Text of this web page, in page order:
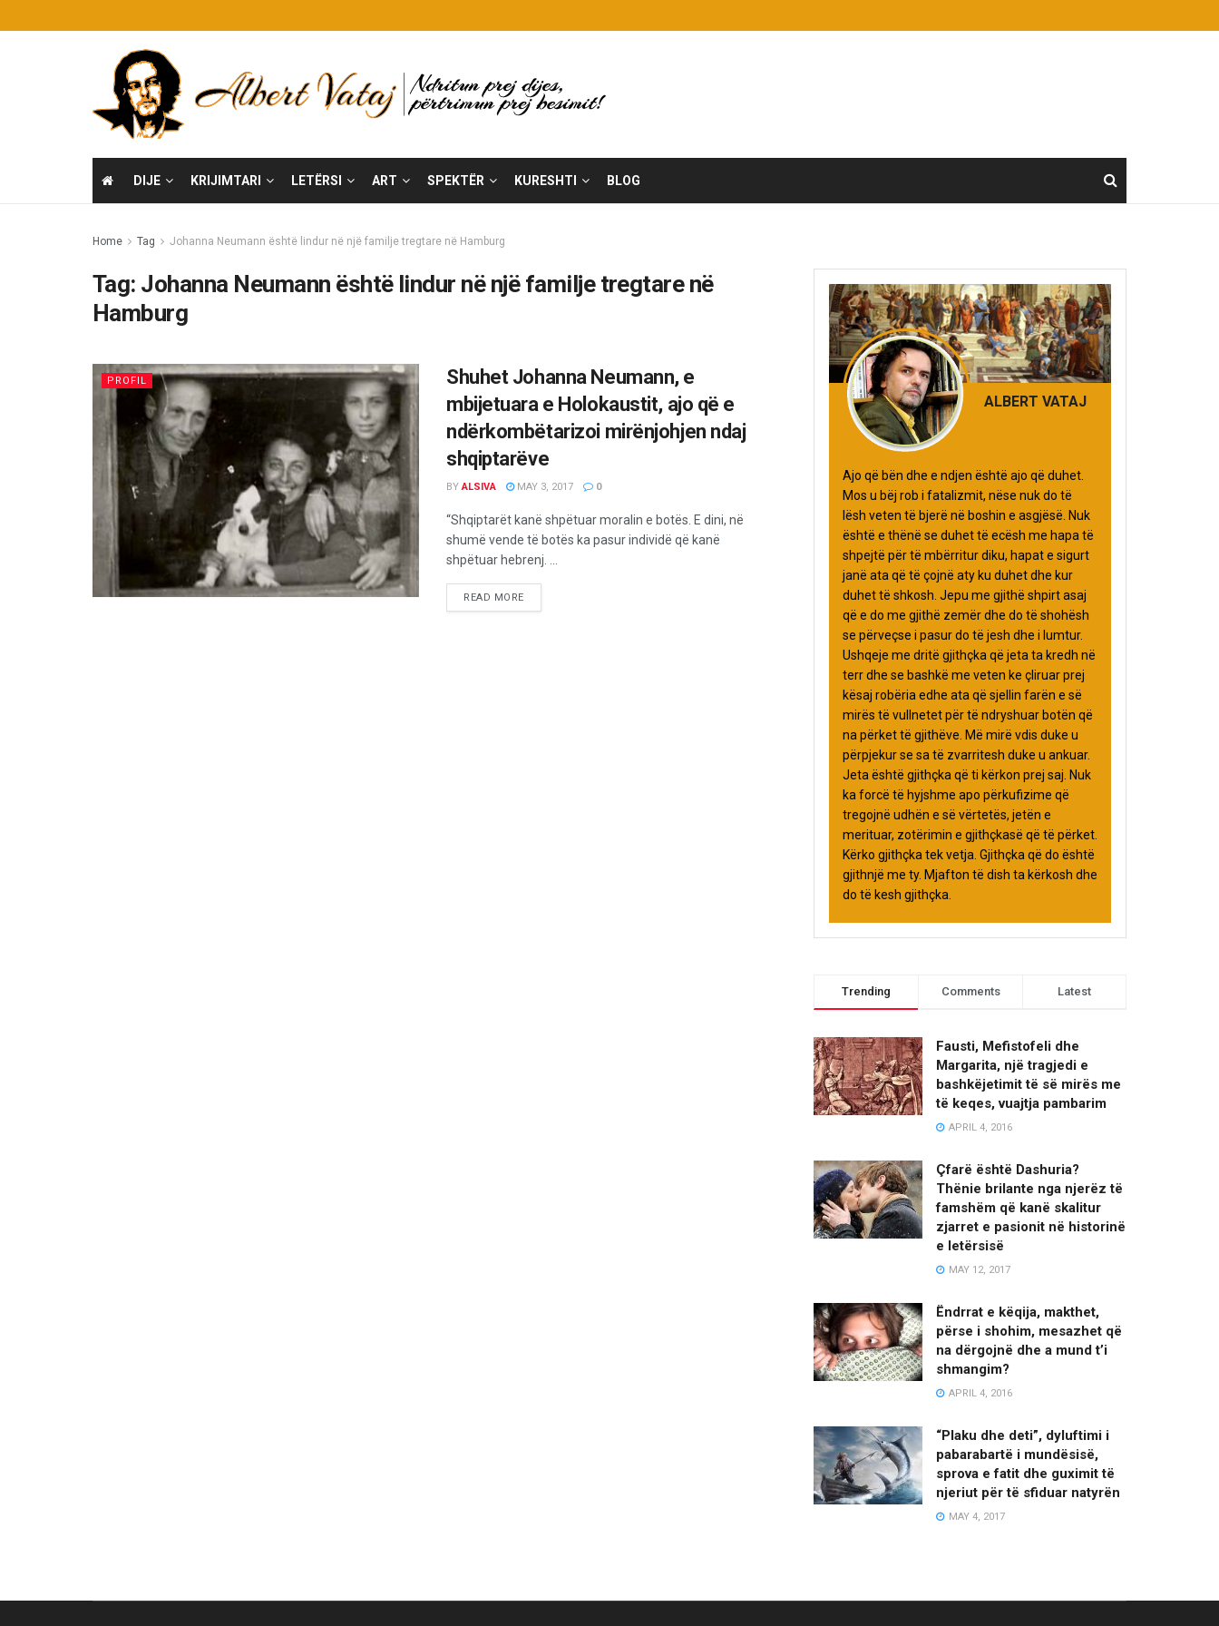
DIJE KRIJIMTARI LETËRSI ART SPEKTËR KURESHTI BLOG
Home Tag Johanna Neumann është lindur në një familje tregtare në Hamburg
Tag: Johanna Neumann është lindur në një familje tregtare në
Hamburg
PROFIL
Shuhet Johanna Neumann, e
mbijetuara e Holokaustit, ajo që e
ndërkombëtarizoi mirënjohjen ndaj
shqiptarëve
BY ALSIVA MAY 3, 2017 0
“Shqiptarët kanë shpëtuar moralin e botës. E dini, në
shumë vende të botës ka pasur individë që kanë
shpëtuar hebrenj. ...
READ MORE
ALBERT VATAJ
Ajo që bën dhe e ndjen është ajo që duhet.
Mos u bëj rob i fatalizmit, nëse nuk do të
lësh veten të bjerë në boshin e asgjësë. Nuk
është e thënë se duhet të ecësh me hapa të
shpejtë për të mbërritur diku, hapat e sigurt
janë ata që të çojnë aty ku duhet dhe kur
duhet të shkosh. Jepu me gjithë shpirt asaj
që e do me gjithë zemër dhe do të shohësh
se përveçse i pasur do të jesh dhe i lumtur.
Ushqeje me dritë gjithçka që jeta ta kredh në
terr dhe se bashkë me veten ke çliruar prej
kësaj robëria edhe ata që sjellin farën e së
mirës të vullnetet për të ndryshuar botën që
na përket të gjithëve. Më mirë vdis duke u
përpjekur se sa të zvarritesh duke u ankuar.
Jeta është gjithçka që ti kërkon prej saj. Nuk
ka forcë të hyjshme apo përkufizime që
tregojnë udhën e së vërtetës, jetën e
merituar, zotërimin e gjithçkasë që të përket.
Kërko gjithçka tek vetja. Gjithçka që do është
gjithnjë me ty. Mjafton të dish ta kërkosh dhe
do të kesh gjithçka.
Trending Comments Latest
Fausti, Mefistofeli dhe
Margarita, një tragjedi e
bashkëjetimit të së mirës me
të keqes, vuajtja pambarim
APRIL 4, 2016
Çfarë është Dashuria?
Thënie brilante nga njerëz të
famshëm që kanë skalitur
zjarret e pasionit në historinë
e letërsisë
MAY 12, 2017
Ëndrrat e këqija, makthet,
përse i shohim, mesazhet që
na dërgojnë dhe a mund t’i
shmangim?
APRIL 4, 2016
“Plaku dhe deti”, dyluftimi i
pabarabartë i mundësisë,
sprova e fatit dhe guximit të
njeriut për të sfiduar natyrën
MAY 4, 2017